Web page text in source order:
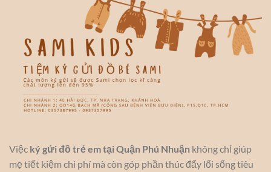
Việc ký gửi đồ trẻ em tại Quận Phú Nhuận không chỉ giúp
mẹ tiết kiệm chi phí mà còn góp phần thúc đẩy lối sống tiêu